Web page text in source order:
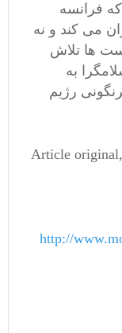
که فرانسه
می کند و نه
ها تلاش
به
رژیم
Article original,
http://